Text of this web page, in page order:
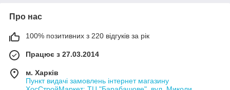
Про нас
100% позитивних з 220 відгуків за рік
Працює з 27.03.2014
м. Харків
Пункт видачі замовлень інтернет магазину